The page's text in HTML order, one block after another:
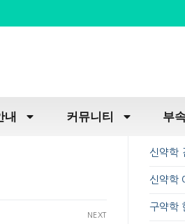
내 커뮤니티 부
NEXT
신약학
신약학
구약학